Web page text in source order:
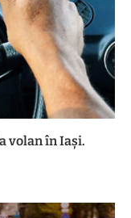
volan în Iași.